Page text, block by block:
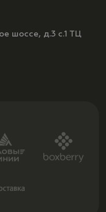
шоссе, д.3 с.1 ТЦ